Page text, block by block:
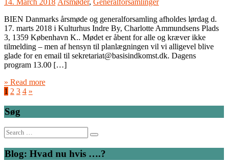
14. March 2018 Årsmøder, Generalforsamlinger
BIEN Danmarks årsmøde og generalforsamling afholdes lørdag d.
17. marts 2018 i Kulturhus Indre By, Charlotte Ammundsens Plads
3, 1359 København K.. Mødet er åbent for alle og kræver ikke
tilmelding – men af hensyn til planlægningen vil vi alligevel blive
glade for en email til sekretariat@basisindkomst.dk. Dagens
program 13.00 […]
» Read more
1 2 3 4 »
Søg
Search
for:
Blog: Hvad nu hvis ….?